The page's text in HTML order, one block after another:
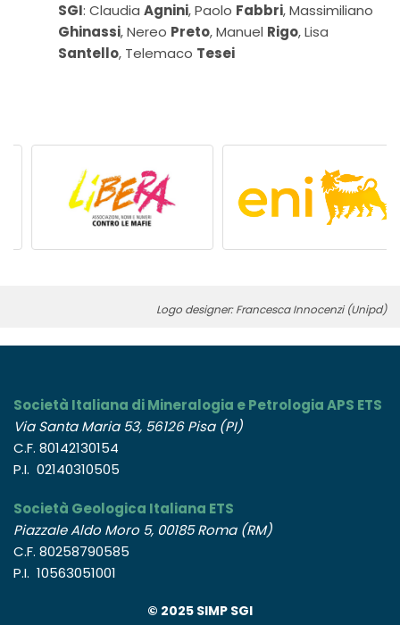
SGI: Claudia Agnini, Paolo Fabbri, Massimiliano
Ghinassi, Nereo Preto, Manuel Rigo, Lisa
Santello, Telemaco Tesei
Logo designer: Francesca Innocenzi (Unipd)
Società Italiana di Mineralogia e Petrologia APS ETS
Via Santa Maria 53, 56126 Pisa (PI)
C.F. 80142130154
P.I. 02140310505
Società Geologica Italiana ETS
Piazzale Aldo Moro 5, 00185 Roma (RM)
C.F. 80258790585
P.I. 10563051001
© 2025 SIMP SGI